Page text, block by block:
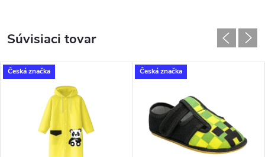
Súvisiaci tovar
Česká značka Česká značka